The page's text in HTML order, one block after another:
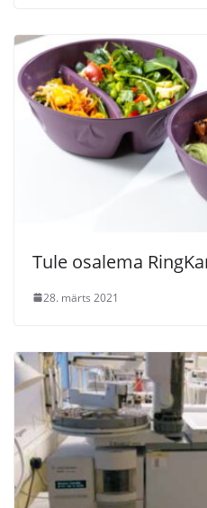
Tule osalema
28. märts 2021